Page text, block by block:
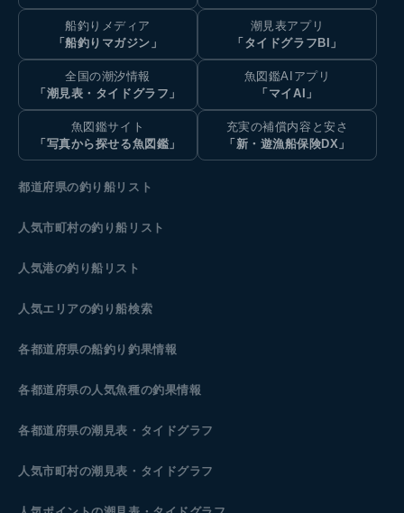
船釣りメディア
「船釣りマガジン」
潮見表アプリ
「タイドグラフBI」
全国の潮汐情報
「潮見表・タイドグラフ」
魚図鑑AIアプリ
「マイAI」
魚図鑑サイト
「写真から探せる魚図鑑」
充実の補償内容と安さ
「新・遊漁船保険DX」
都道府県の釣り船リスト
人気市町村の釣り船リスト
人気港の釣り船リスト
人気エリアの釣り船検索
各都道府県の船釣り釣果情報
各都道府県の人気魚種の釣果情報
各都道府県の潮見表 ・タイドグラフ
人気市町村の潮見表・タイドグラフ